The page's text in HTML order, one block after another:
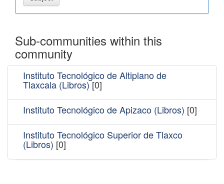
Sub-communities within this
community
Instituto Tecnológico de Altiplano de
Tlaxcala (Libros)[0]
Instituto Tecnológico de Apizaco (Libros) [0]
Instituto Tecnológico Superior de Tlaxco
(Libros) [0]